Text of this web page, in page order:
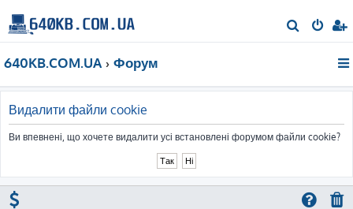
о
640KB.COM.UA Форум
Видалити файли cookie
Ви впевнені, що хочете видалити усі встановлені форумом файли cookie?